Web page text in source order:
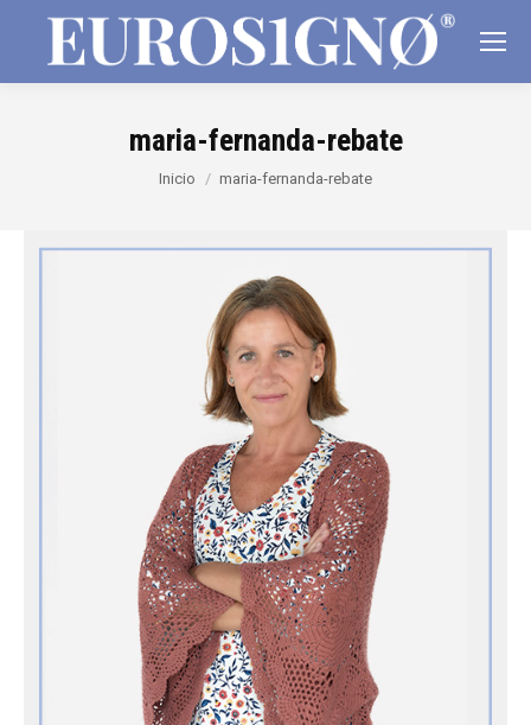
maria-fernanda-rebate
Estás aquí:
Inicio maria-fernanda-rebate